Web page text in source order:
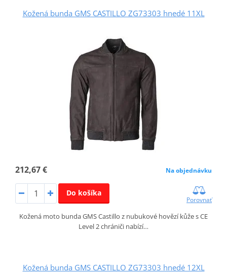
Kožená bunda GMS CASTILLO ZG73303 hnedé 11XL
212,67 € Na objednávku
Do košíka
Porovnať
Kožená moto bunda GMS Castillo z nubukové hovězí kůže s CE
Level 2 chrániči nabízí…
Kožená bunda GMS CASTILLO ZG73303 hnedé 12XL